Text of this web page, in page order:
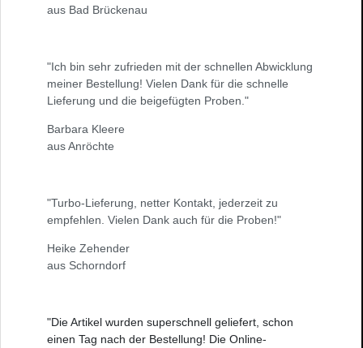
aus Bad Brückenau
"Ich bin sehr zufrieden mit der schnellen Abwicklung
meiner Bestellung! Vielen Dank für die schnelle
Lieferung und die beigefügten Proben."
Barbara Kleere
aus Anröchte
"Turbo-Lieferung, netter Kontakt, jederzeit zu
empfehlen. Vielen Dank auch für die Proben!"
Heike Zehender
aus Schorndorf
"Die Artikel wurden superschnell geliefert, schon
einen Tag nach der Bestellung! Die Online-